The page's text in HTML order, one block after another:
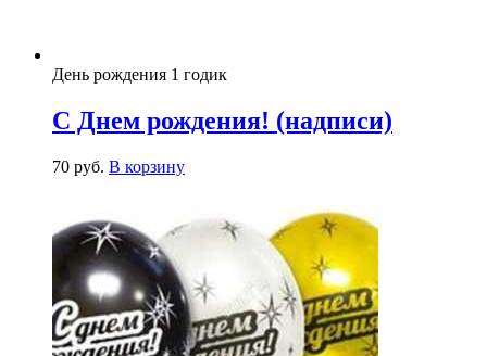
День рождения 1 годик
С Днем рождения! (надписи)
70 руб. В корзину